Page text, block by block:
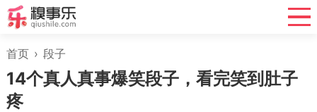
首页 › 段子
14个真人真事爆笑段子，看完笑到肚子
疼